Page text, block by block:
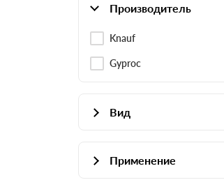
Производитель
Knauf
Gyproc
Вид
Стандартный
Применение